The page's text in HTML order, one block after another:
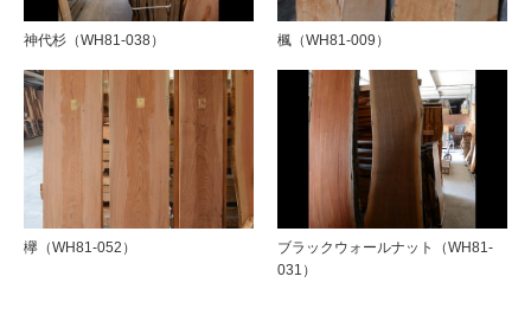
神代杉（WH81-038） 楓（WH81-009）
欅（WH81-052）
ブラックウォールナット（WH81-
031）